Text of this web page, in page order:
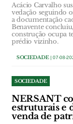
Acácio Carvalho
vedação seguindo
a documentação
Benavente
construção ocupa
prédio vizinho.
SOCIEDADE| 07-08-
SOCIEDADE
NERSANT
estruturais e
venda de